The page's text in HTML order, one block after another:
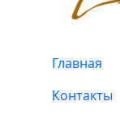
Главная
Контакты